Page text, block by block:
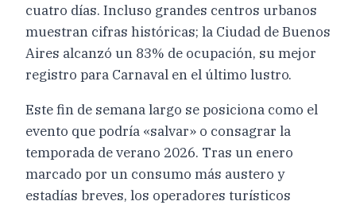
cuatro días. Incluso grandes centros urbanos
muestran cifras históricas; la Ciudad de Buenos
Aires alcanzó un 83% de ocupación, su mejor
registro para Carnaval en el último lustro.
Este fin de semana largo se posiciona como el
evento que podría «salvar» o consagrar la
temporada de verano 2026. Tras un enero
marcado por un consumo más austero y
estadías breves, los operadores turísticos